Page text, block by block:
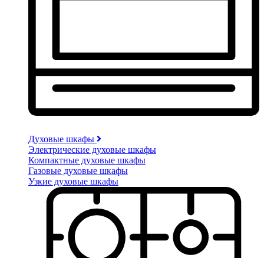
Духовые шкафы
Электрические духовые шкафы
Компактные духовые шкафы
Газовые духовые шкафы
Узкие духовые шкафы